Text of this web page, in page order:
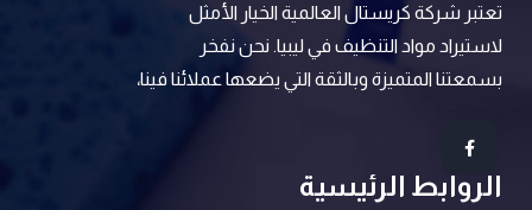
تعتبر شركة كريستال العالمية الخيار الأمثل
لاستيراد مواد التنظيف في ليبيا. نحن نفخر
بسمعتنا المتميزة وبالثقة التي يضعها عملائنا فينا،
الروابط الرئيسية